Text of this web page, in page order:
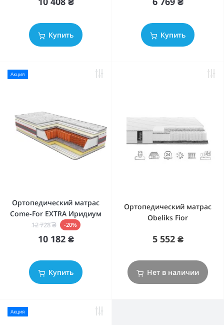
Купить Купить
Акция
Ортопедический матрас
Come-For EXTRA Иридиум
12 728 ₴ -20%
10 182 ₴
Купить
Ортопедический матрас
Obeliks Fior
5 552 ₴
Нет в наличии
Акция